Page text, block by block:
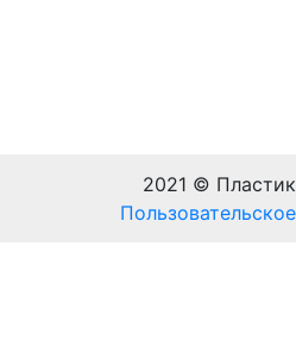
2021 ©